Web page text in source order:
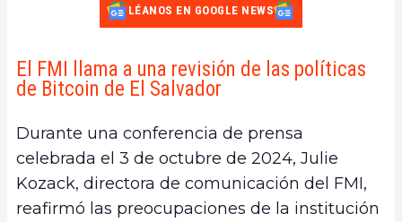
LÉANOS EN GOOGLE NEWS
El FMI llama a una revisión de las políticas
de Bitcoin de El Salvador
Durante una conferencia de prensa
celebrada el 3 de octubre de 2024, Julie
Kozack, directora de comunicación del FMI,
reafirmó las preocupaciones de la institución